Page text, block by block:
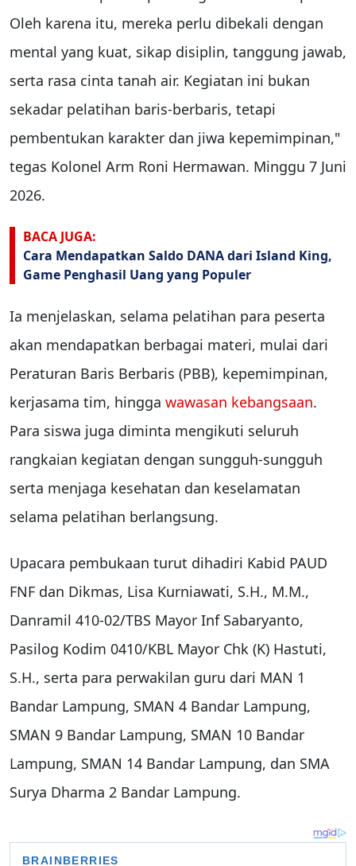
Oleh karena itu, mereka perlu dibekali dengan
mental yang kuat, sikap disiplin, tanggung jawab,
serta rasa cinta tanah air. Kegiatan ini bukan
sekadar pelatihan baris-berbaris, tetapi
pembentukan karakter dan jiwa kepemimpinan,"
tegas Kolonel Arm Roni Hermawan. Minggu 7 Juni
2026.
BACA JUGA:
Cara Mendapatkan Saldo DANA dari Island King,
Game Penghasil Uang yang Populer
Ia menjelaskan, selama pelatihan para peserta
akan mendapatkan berbagai materi, mulai dari
Peraturan Baris Berbaris (PBB), kepemimpinan,
kerjasama tim, hingga wawasan kebangsaan.
Para siswa juga diminta mengikuti seluruh
rangkaian kegiatan dengan sungguh-sungguh
serta menjaga kesehatan dan keselamatan
selama pelatihan berlangsung.
Upacara pembukaan turut dihadiri Kabid PAUD
FNF dan Dikmas, Lisa Kurniawati, S.H., M.M.,
Danramil 410-02/TBS Mayor Inf Sabaryanto,
Pasilog Kodim 0410/KBL Mayor Chk (K) Hastuti,
S.H., serta para perwakilan guru dari MAN 1
Bandar Lampung, SMAN 4 Bandar Lampung,
SMAN 9 Bandar Lampung, SMAN 10 Bandar
Lampung, SMAN 14 Bandar Lampung, dan SMA
Surya Dharma 2 Bandar Lampung.